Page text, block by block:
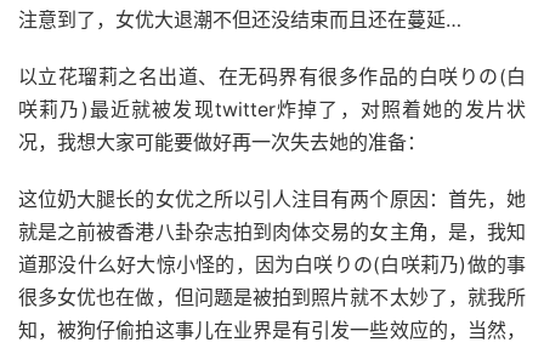
注意到了，女优大退潮不但还没结束而且还在蔓延…
以立花瑠莉之名出道、在无码界有很多作品的白咲りの(白
咲莉乃)最近就被发现twitter炸掉了，对照着她的发片状
况，我想大家可能要做好再一次失去她的准备：
这位奶大腿长的女优之所以引人注目有两个原因：首先，她
就是之前被香港八卦杂志拍到肉体交易的女主角，是，我知
道那没什么好大惊小怪的，因为白咲りの(白咲莉乃)做的事
很多女优也在做，但问题是被拍到照片就不太妙了，就我所
知，被狗仔偷拍这事儿在业界是有引发一些效应的，当然，